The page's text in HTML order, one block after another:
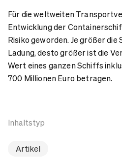
Für die weltweiten
Entwicklung der
Risiko geworden. Je größer
Ladung, desto größer ist die
Wert eines ganzen Schiffs
700 Millionen Euro betragen.
Inhaltstyp
Artikel